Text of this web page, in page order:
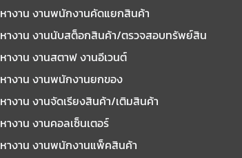
หางาน งานพนักงานคัดแยกสินค้า
หางาน งานนับสต็อกสินค้า/ตรวจสอบทรัพย์สิน
หางาน งานสตาฟ งานอีเวนต์
หางาน งานพนักงานยกของ
หางาน งานจัดเรียงสินค้า/เติมสินค้า
หางาน งานคอลเซ็นเตอร์
หางาน งานพนักงานแพ็คสินค้า